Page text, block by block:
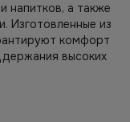
напитков, а также
Изготовленные из
комфорт
высоких